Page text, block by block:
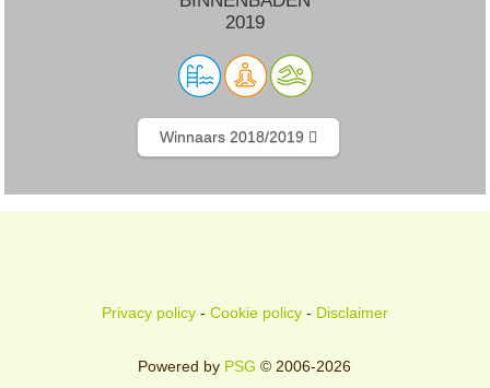
2019
Winnaars 2018/2019
Privacy policy- Cookie policy- Disclaimer
Powered by PSG © 2006-2026